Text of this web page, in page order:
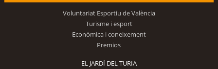
Voluntariat Esportiu de València
Turisme i esport
Econòmica i coneixement
Premios
EL JARDÍ DEL TURIA